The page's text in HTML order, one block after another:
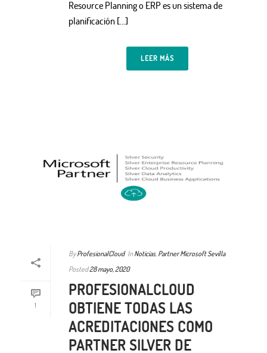
Resource Planning o ERP es un sistema de
planificación […]
LEER MÁS
1
By ProfesionalCloud In Noticias, Partner Microsoft Sevilla
Posted28 mayo, 2020
PROFESIONALCLOUD
OBTIENE TODAS LAS
ACREDITACIONES COMO
PARTNER SILVER DE